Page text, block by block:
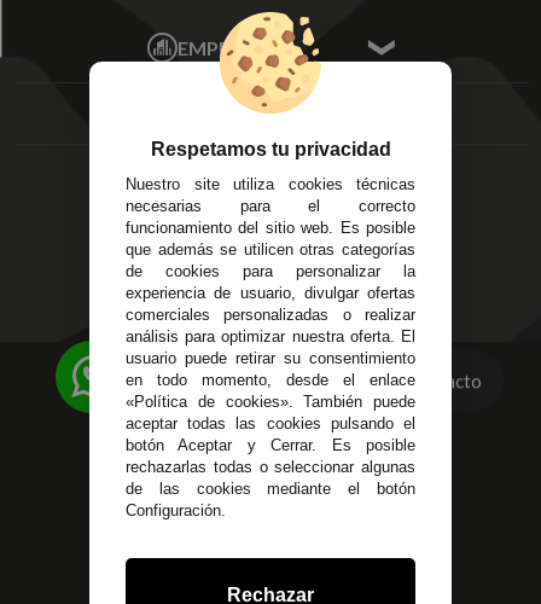
Mis Pedidos
Mis favoritos
FAQ's
Écija - Sevilla
Av. Plaza de Toros.
Local 3
Córdoba
14
Alzira - Valencia
C/ Esplugues, 135
EMPRESA
Aviso Legal
Devoluciones
Política de Privacidad
Pago Seguro
Terminos y
Condiciones Generales
Políticas de Cookies
623 23 31 98
Atendemos Whatsapp
955 44 45 43/955 44 45 44
info@steielectronica.com
Avenida Plaza de Toros,
Local 3 Écija (Sevilla)
Contacto
Respetamos tu privacidad
Nuestro site utiliza cookies técnicas
necesarias para el correcto
funcionamiento del sitio web. Es posible
que además se utilicen otras categorías
de cookies para personalizar la
experiencia de usuario, divulgar ofertas
comerciales personalizadas o realizar
análisis para optimizar nuestra oferta. El
usuario puede retirar su consentimiento
en todo momento, desde el enlace
«Política de cookies». También puede
aceptar todas las cookies pulsando el
botón Aceptar y Cerrar. Es posible
rechazarlas todas o seleccionar algunas
de las cookies mediante el botón
Configuración.
Rechazar